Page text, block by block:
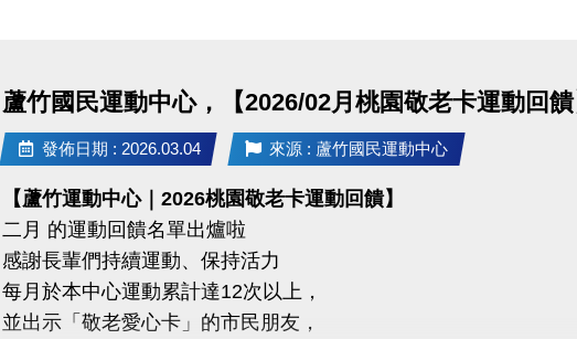
- 中醫觀點下的熟齡變化
- 中醫日常調養方法大公開
- 實用六位保健教學
◆時間｜3/22 (日) 早上 10:00－11:00
◆地點｜蘆竹國民運動中心 3樓社區教室
◆洽詢專線｜03-2639066 #106
-
蘆竹國民運動中心，【2026/02月桃園敬老卡運動回
發佈日期 : 2026.03.04 來源 : 蘆竹國民運動中心
【蘆竹運動中心｜2026桃園敬老卡運動回饋】
二月 的運動回饋名單出爐啦
感謝長輩們持續運動、保持活力
每月於本中心運動累計達12次以上，
並出示「敬老愛心卡」的市民朋友，